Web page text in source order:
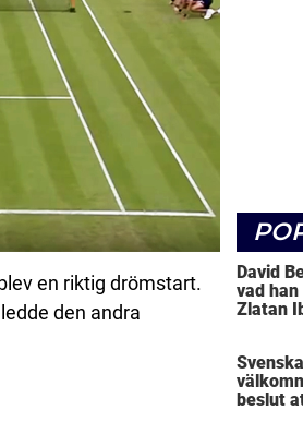
en riktig drömstart.
den andra
David
vad
Zlatan
beslut